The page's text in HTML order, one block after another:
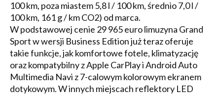
100 km, poza miastem 5,8 l / 100 km, średnio 7,0 l /
100 km, 161 g / km CO2) od marca.
W podstawowej cenie 29 965 euro limuzyna Grand
Sport w wersji Business Edition już teraz oferuje
takie funkcje, jak komfortowe fotele, klimatyzację
oraz kompatybilny z Apple CarPlay i Android Auto
Multimedia Navi z 7-calowym kolorowym ekranem
dotykowym. W innych miejscach reflektory LED